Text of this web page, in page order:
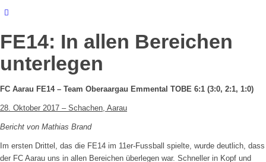
FE14: In allen Bereichen
unterlegen
FC Aarau FE14 – Team Oberaargau Emmental TOBE 6:1 (3:0, 2:1, 1:0)
28. Oktober 2017 – Schachen, Aarau
Bericht von Mathias Brand
Im ersten Drittel, das die FE14 im 11er-Fussball spielte, wurde deutlich, dass
der FC Aarau uns in allen Bereichen überlegen war. Schneller in Kopf und